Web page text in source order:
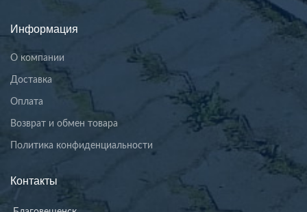
Информация
О компании
Доставка
Оплата
Возврат и обмен товара
Политика конфиденциальности
Контакты